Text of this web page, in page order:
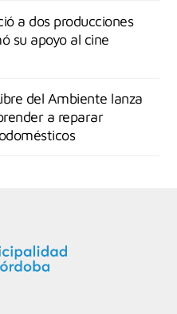
a dos producciones
su apoyo al cine
del Ambiente lanza
a reparar